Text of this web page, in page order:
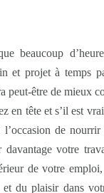
beaucoup
et projet à temps
peut-être de mieux
en tête et s’il est
l’occasion de
davantage votre
de votre
du plaisir dans